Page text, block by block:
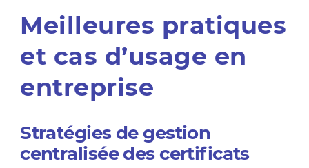
Meilleures pratiques
et cas d’usage en
entreprise
Stratégies de gestion
centralisée des certificats